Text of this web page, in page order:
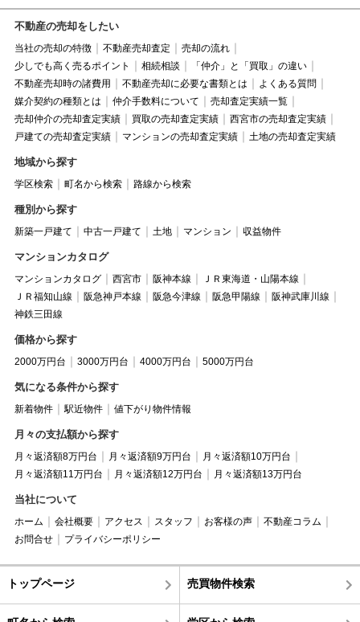
不動産の売却をしたい
当社の売却の特徴 不動産売却査定
売却の流れ
少しでも高く売るポイント
相続相談
「仲介」と「買取」の違い
不動産売却時の諸費用
不動産売却に必要な書類とは
よくある質問
媒介契約の種類とは
仲介手数料について
売却査定実績一覧
売却仲介の売却査定実績
買取の売却査定実績
西宮市の売却査定実績
戸建ての売却査定実績
マンションの売却査定実績 土地の売却査定実績
地域から探す
学区検索 町名から検索 路線から検索
種別から探す
新築一戸建て 中古一戸建て 土地 マンション 収益物件
マンションカタログ
マンションカタログ 西宮市 阪神本線
ＪＲ東海道・山陽本線
ＪＲ福知山線
阪急神戸本線 阪急今津線 阪急甲陽線
阪神武庫川線
神鉄三田線
価格から探す
2000万円台 3000万円台 4000万円台 5000万円台
気になる条件から探す
新着物件 駅近物件 値下がり物件情報
月々の支払額から探す
月々返済額8万円台 月々返済額9万円台
月々返済額10万円台
月々返済額11万円台
月々返済額12万円台 月々返済額13万円台
当社について
ホーム 会社概要 アクセス スタッフ お客様の声
不動産コラム
お問合せ
プライバシーポリシー
トップページ 売買物件検索